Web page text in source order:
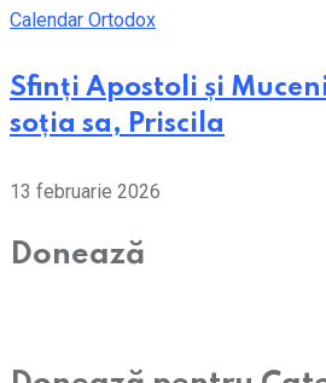
Calendar Ortodox
Sfinți Apostoli și
soția sa, Priscila
13 februarie 2026
Donează